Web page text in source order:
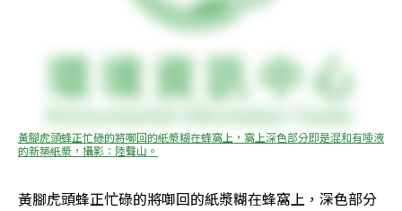
黃腳虎頭蜂正忙碌的將啣回的紙漿糊在蜂窩上，窩上深色部分即是混和有唾液
的新築紙漿，攝影：陸聲山。
黃腳虎頭蜂正忙碌的將啣回的紙漿糊在蜂窩上，深色部分